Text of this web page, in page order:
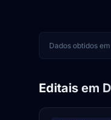
Dados obtidos
Editais em